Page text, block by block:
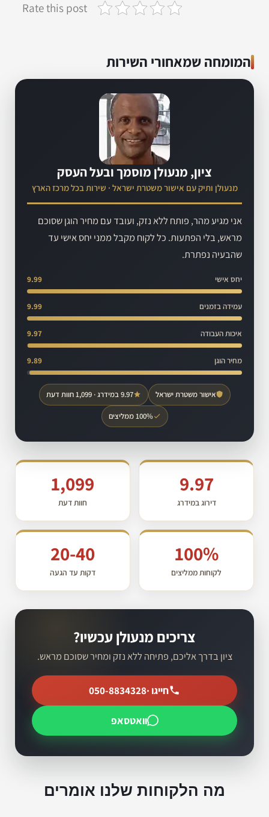
Rate this post
המומחה שמאחורי השירות
ציון, מנעולן מוסמך ובעל העסק
מנעולן ותיק עם אישור משטרת ישראל · שירות בכל מרכז הארץ
אני מגיע מהר, פותח ללא נזק, ועובד עם מחיר הוגן שסוכם
מראש, בלי הפתעות. כל לקוח מקבל ממני יחס אישי עד
שהבעיה נפתרת.
יחס אישי 9.99
עמידה בזמנים 9.99
איכות העבודה 9.97
מחיר הוגן 9.89
אישור משטרת ישראל 9.97 במידרג · 1,099 חוות דעת
100% ממליצים
9.97
דירוג במידרג
1,099
חוות דעת
100%
לקוחות ממליצים
20-40
דקות עד הגעה
צריכים מנעולן עכשיו?
ציון בדרך אליכם, פתיחה ללא נזק ומחיר שסוכם מראש.
חייגו ·050-8834328
וואטסאפ
מה הלקוחות שלנו אומרים